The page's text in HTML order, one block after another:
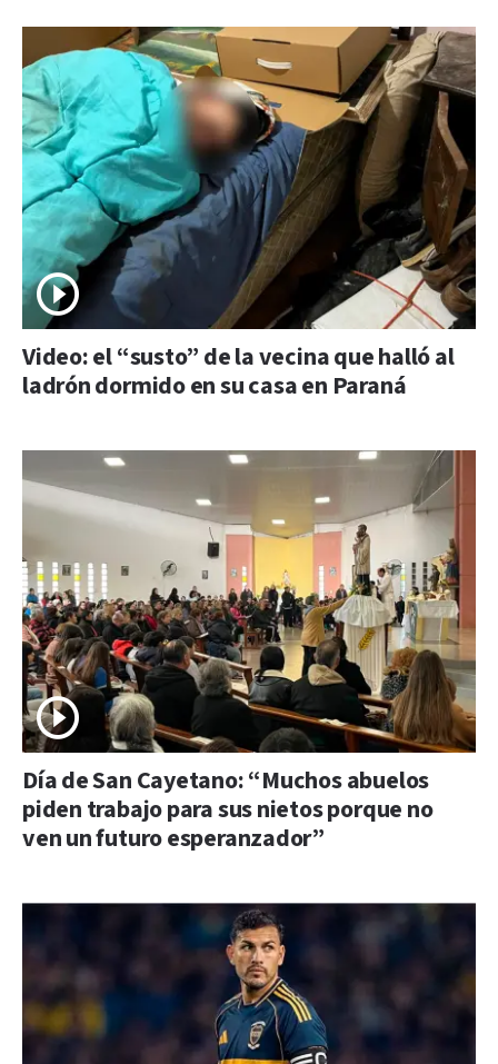
Video: el “susto” de la vecina que halló al
ladrón dormido en su casa en Paraná
Día de San Cayetano: “Muchos abuelos
piden trabajo para sus nietos porque no
ven un futuro esperanzador”